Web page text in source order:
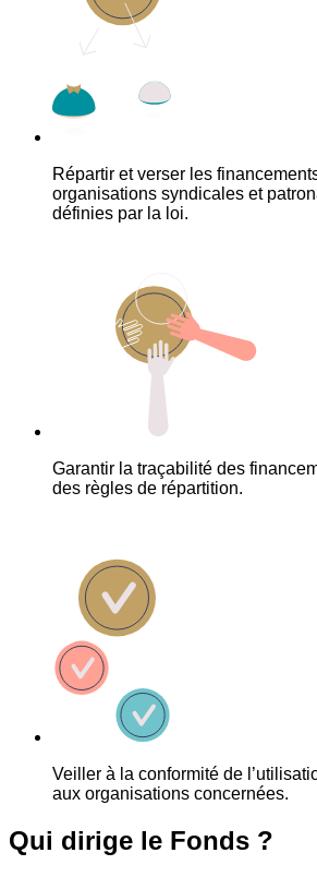
Répartir et verser les
organisations syndicales et
définies par la loi.
Garantir la traçabilité des
des règles de répartition.
Veiller à la conformité de
aux organisations concernées.
Qui dirige le Fonds ?